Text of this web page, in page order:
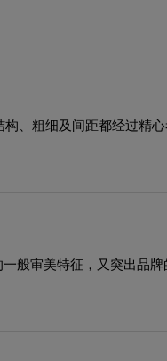
、粗细及间距都经过精
般审美特征，又突出品牌